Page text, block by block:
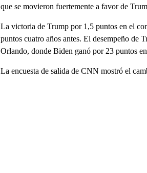
que se movieron fuertemente a favor de
La victoria de Trump por 1,5 puntos en el
puntos cuatro años antes. El desempeño de
Orlando, donde Biden ganó por 23 puntos
La encuesta de salida de CNN mostró el